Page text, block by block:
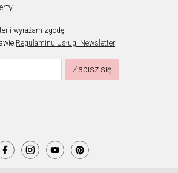
i wyrażam zgodę
Regulaminu Usługi Newsletter
Zapisz się